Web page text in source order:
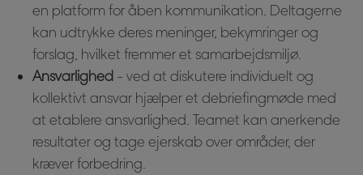
en platform for åben kommunikation. Deltagerne
kan udtrykke deres meninger, bekymringer og
forslag, hvilket fremmer et samarbejdsmiljø.
Ansvarlighed - ved at diskutere individuelt og
kollektivt ansvar hjælper et debriefingmøde med
at etablere ansvarlighed. Teamet kan anerkende
resultater og tage ejerskab over områder, der
kræver forbedring.